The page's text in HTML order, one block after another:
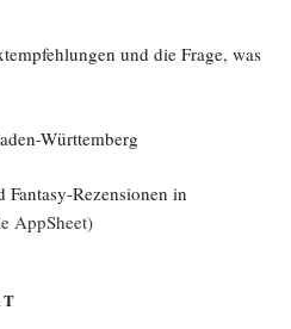
und die Frage, was
Württemberg
Rezensionen in
AppSheet)